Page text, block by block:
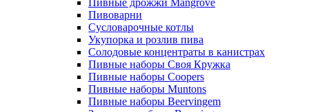
Пивные дрожжи Mangrove
Пивоварни
Сусловарочные котлы
Укупорка и розлив пива
Солодовые концентраты в канистрах
Пивные наборы Своя Кружка
Пивные наборы Coopers
Пивные наборы Muntons
Пивные наборы Beervingem